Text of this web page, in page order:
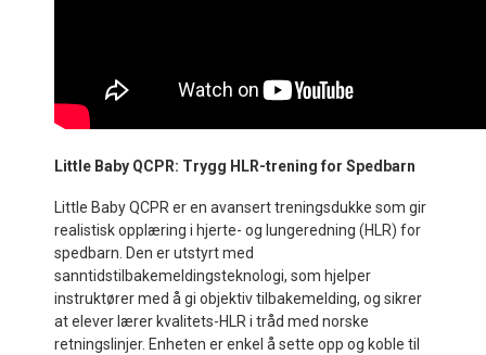
Little Baby QCPR: Trygg HLR-trening for Spedbarn
Little Baby QCPR er en avansert treningsdukke som gir
realistisk opplæring i hjerte- og lungeredning (HLR) for
spedbarn. Den er utstyrt med
sanntidstilbakemeldingsteknologi, som hjelper
instruktører med å gi objektiv tilbakemelding, og sikrer
at elever lærer kvalitets-HLR i tråd med norske
retningslinjer. Enheten er enkel å sette opp og koble til